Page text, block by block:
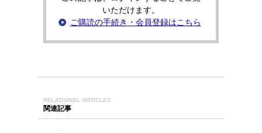
いただけます。
ご購読の手続き・会員登録はこちら
RELATIONAL ARTICLES
関連記事